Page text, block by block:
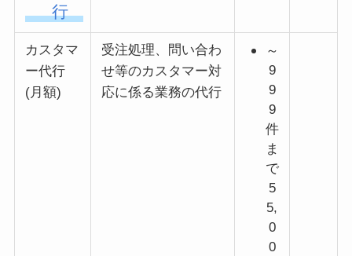
行
カスタマ
ー代行
(月額)
受注処理、問い合わ
せ等のカスタマー対
応に係る業務の代行
～
9
9
9
件
ま
で
5
5,
0
0